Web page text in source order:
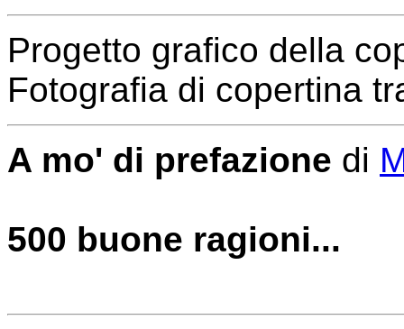
Progetto grafico della
Fotografia di copertina
A mo' di prefazione di
500 buone ragioni...